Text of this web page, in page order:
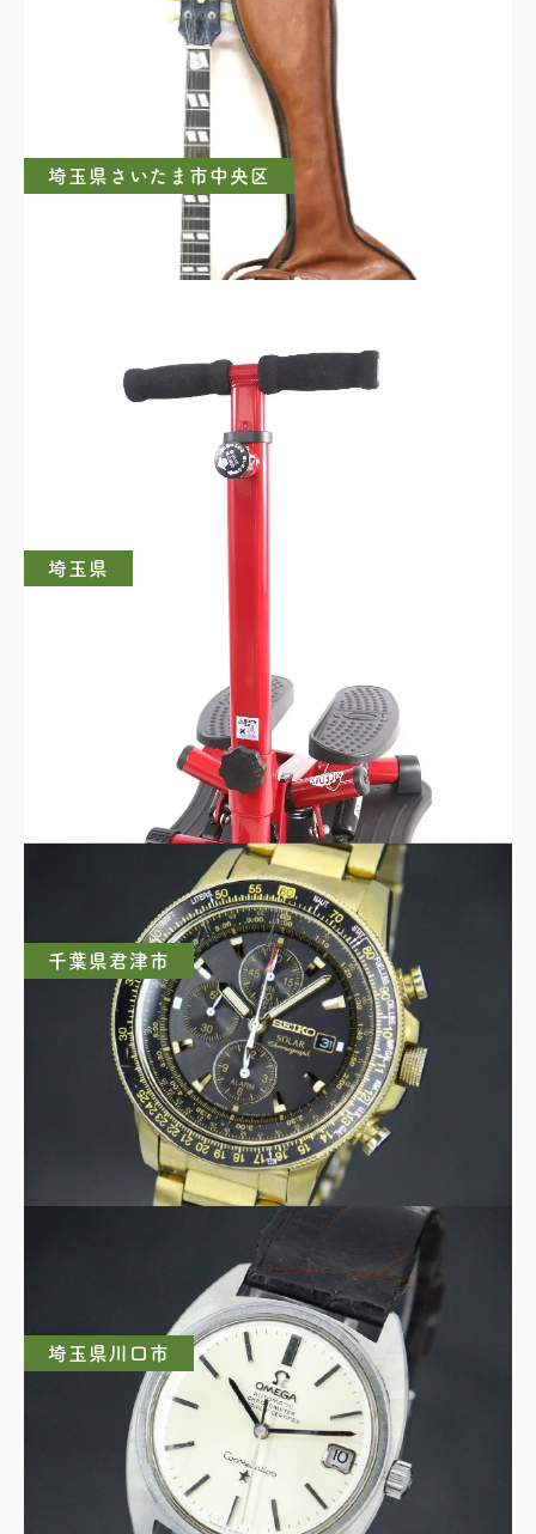
DeYu Saxophone デュー 入門用アルトサックス
ハードケース付き
埼玉県さいたま市中央区
Greco グレコ エレキギター レスポールタイプ
埼玉県
NICEDAY ナイスデイ ND-1R ステッパー エク
ササイズ器具
千葉県君津市
SEIKO セイコー プロスペックス V172-0AC0
ソーラークロノグラフ 黒文字盤
埼玉県川口市